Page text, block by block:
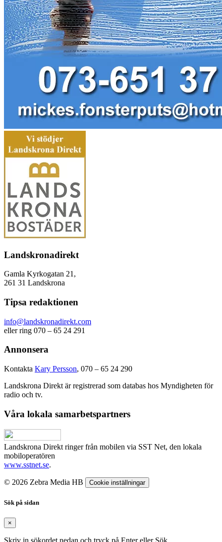
Landskronadirekt
Gamla Kyrkogatan 21,
261 31 Landskrona
Tipsa redaktionen
info@landskronadirekt.com
eller ring 070 – 65 24 291
Annonsera
Kontakta Kary Persson, 070 – 65 24 290
Landskrona Direkt är registrerad som databas hos Myndigheten för
radio och tv.
Våra lokala samarbetspartners
Landskrona Direkt ringer från mobilen via SST Net, den lokala
mobiloperatören
www.sstnet.se.
© 2026 Zebra Media HB Cookie inställningar
Sök på sidan
×
Skriv in sökordet nedan och tryck på Enter eller Sök